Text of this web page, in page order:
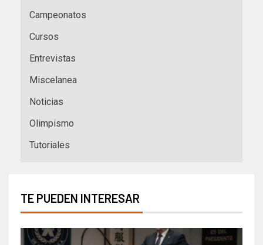
Campeonatos
Cursos
Entrevistas
Miscelanea
Noticias
Olimpismo
Tutoriales
TE PUEDEN INTERESAR